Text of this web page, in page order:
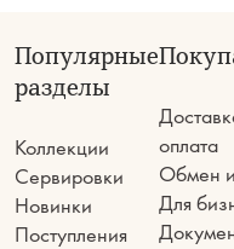
Популярные
разделы
Коллекции
Сервировки
Новинки
Поступления
оплата
Обмен
Для